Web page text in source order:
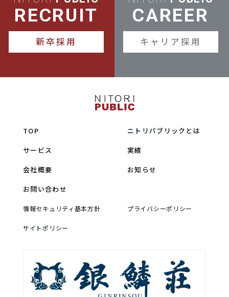
RECRUIT
新卒採用
CAREER
キャリア採用
TOP
ニトリパブリックとは
サービス
実績
会社概要
お知らせ
お問い合わせ
情報セキュリティ基本方針 プライバシーポリシー
サイトポリシー